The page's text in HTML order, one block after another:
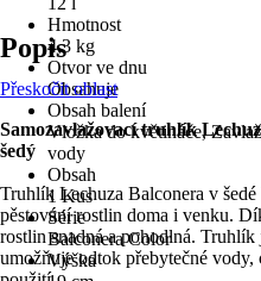
Hmotnost
4,3 kg
Otvor ve dnu
Obsahuje
Obsah balení
Vložka do květináče,
vody
Obsah
1 Kus
Série
Balconera Color
Výška
Popis
Přeskočit oblast
Samozavlažovací truhlík
šedý
Truhlík Lechuza Balconera v
pěstování rostlin doma i venku.
rostlin snadná a pohodlná.
umožňuje odtok přebytečné